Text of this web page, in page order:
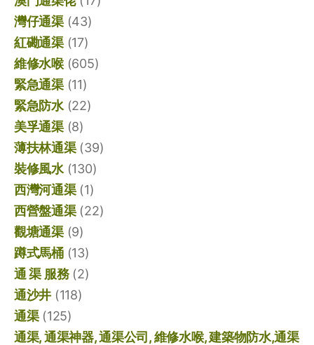
灣仔通渠(43)
紅磡通渠(17)
維修水喉(605)
緊急通渠(11)
緊急防水(22)
美孚通渠(8)
薄扶林通渠(39)
裝修風水(130)
西灣河通渠(1)
西營盤通渠(22)
觀塘通渠(9)
蹲式馬桶(13)
通 渠 服務(2)
通沙井 (118)
通渠(125)
通渠, 通渠神器, 通渠公司, 維修水喉, 建築物防水,通渠